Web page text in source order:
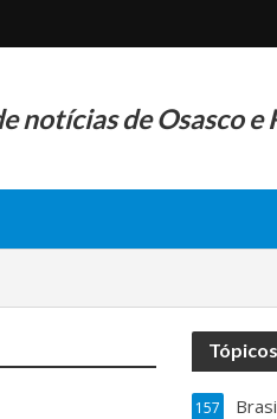
notícias de Osasco e
Tópicos
157